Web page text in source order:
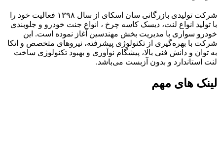
شرکت تولیدی بازرگانی سان اسکای از سال ۱۳۹۸ فعالیت خود را
با تولید انواع لنت، دیسک کاسه چرخ ، انواع جنت خودرو و جلوبندی
خودرو سواری با مدیریت بخش مهندسین آغاز نموده است. این
شرکت با بهره‌گیری از تکنولوژی پیشرفته، نیروهای متخصص و اتکا
به توان و دانش فنی بالا، پیشگام نوآوری و بهبود تکنولوژی ساخت
لنت استاندارد و بدون آزبست می‌باشد.
لینک های مهم